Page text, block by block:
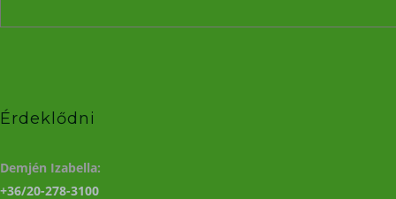
Érdeklődni
Demjén Izabella:
+36/20-278-3100